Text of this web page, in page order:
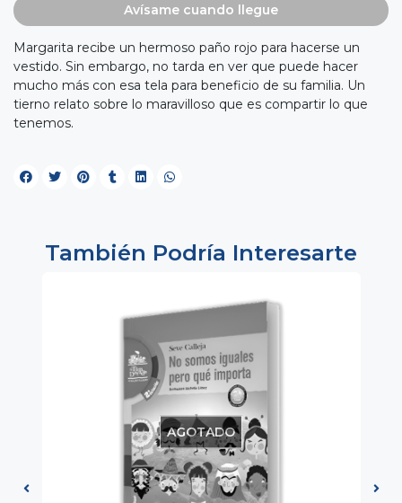
Avísame cuando llegue
Margarita recibe un hermoso paño rojo para hacerse un
vestido. Sin embargo, no tarda en ver que puede hacer
mucho más con esa tela para beneficio de su familia. Un
tierno relato sobre lo maravilloso que es compartir lo que
tenemos.
También Podría Interesarte
AGOTADO